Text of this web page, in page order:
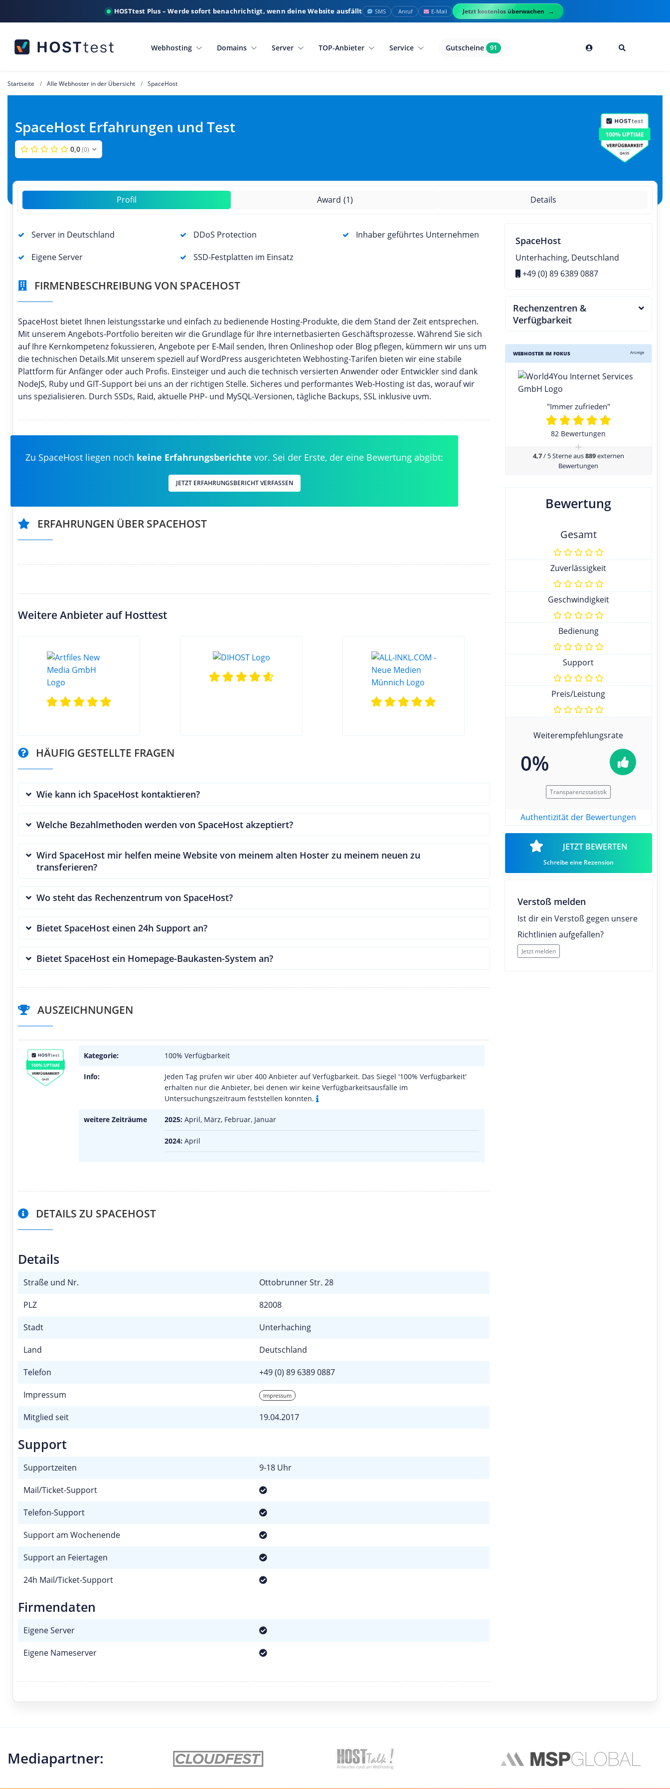
HOSTtest Plus – Werde sofort benachrichtigt, wenn deine Website ausfällt SMS Anruf E-Mail Jetzt kostenlos überwachen
Webhosting Domains Server TOP-Anbieter Service Gutscheine 91
Startseite Alle Webhoster in der Übersicht SpaceHost
SpaceHost Erfahrungen und Test
0,0 (0)
Profil Award (1) Details
Server in Deutschland DDoS Protection Inhaber geführtes Unternehmen
Eigene Server SSD-Festplatten im Einsatz
FIRMENBESCHREIBUNG VON SPACEHOST
SpaceHost bietet Ihnen leistungsstarke und einfach zu bedienende Hosting-Produkte, die dem Stand der Zeit entsprechen.
Mit unserem Angebots-Portfolio bereiten wir die Grundlage für Ihre internetbasierten Geschäftsprozesse. Während Sie sich
auf Ihre Kernkompetenz fokussieren, Angebote per E-Mail senden, Ihren Onlineshop oder Blog pflegen, kümmern wir uns um
die technischen Details.Mit unserem speziell auf WordPress ausgerichteten Webhosting-Tarifen bieten wir eine stabile
Plattform für Anfänger oder auch Profis. Einsteiger und auch die technisch versierten Anwender oder Entwickler sind dank
NodeJS, Ruby und GIT-Support bei uns an der richtigen Stelle. Sicheres und performantes Web-Hosting ist das, worauf wir
uns spezialisieren. Durch SSDs, Raid, aktuelle PHP- und MySQL-Versionen, tägliche Backups, SSL inklusive uvm.
Zu SpaceHost liegen noch keine Erfahrungsberichte vor. Sei der Erste, der eine Bewertung abgibt:
JETZT ERFAHRUNGSBERICHT VERFASSEN
ERFAHRUNGEN ÜBER SPACEHOST
Weitere Anbieter auf Hosttest
HÄUFIG GESTELLTE FRAGEN
Wie kann ich SpaceHost kontaktieren?
Welche Bezahlmethoden werden von SpaceHost akzeptiert?
Wird SpaceHost mir helfen meine Website von meinem alten Hoster zu meinem neuen zu
transferieren?
Wo steht das Rechenzentrum von SpaceHost?
Bietet SpaceHost einen 24h Support an?
Bietet SpaceHost ein Homepage-Baukasten-System an?
AUSZEICHNUNGEN
Kategorie: 100% Verfügbarkeit
Info:
Jeden Tag prüfen wir über 400 Anbieter auf Verfügbarkeit. Das Siegel '100% Verfügbarkeit'
erhalten nur die Anbieter, bei denen wir keine Verfügbarkeitsausfälle im
Untersuchungszeitraum feststellen konnten.
weitere Zeiträume 2025: April, März, Februar, Januar
2024: April
DETAILS ZU SPACEHOST
Details
Straße und Nr. Ottobrunner Str. 28
PLZ 82008
Stadt Unterhaching
Land Deutschland
Telefon +49 (0) 89 6389 0887
Impressum Impressum
Mitglied seit 19.04.2017
Support
Supportzeiten 9-18 Uhr
Mail/Ticket-Support
Telefon-Support
Support am Wochenende
Support an Feiertagen
24h Mail/Ticket-Support
Firmendaten
Eigene Server
Eigene Nameserver
SpaceHost
Unterhaching, Deutschland
+49 (0) 89 6389 0887
Rechenzentren &
Verfügbarkeit
WEBHOSTER IM FOKUS Anzeige
"Immer zufrieden"
82 Bewertungen
+
4,7/ 5 Sterne aus889externen
Bewertungen
Bewertung
Gesamt
Zuverlässigkeit
Geschwindigkeit
Bedienung
Support
Preis/Leistung
Weiterempfehlungsrate
0%
Transparenzstatistik
Authentizität der Bewertungen
JETZT BEWERTEN
Schreibe eine Rezension
Verstoß melden
Ist dir ein Verstoß gegen unsere
Richtlinien aufgefallen?
Jetzt melden
Mediapartner: